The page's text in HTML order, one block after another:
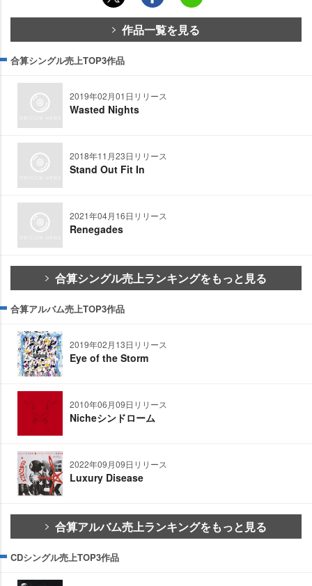
作品一覧を見る
合算シングル売上TOP3作品
2019年02月01日リリース
Wasted Nights
2018年11月23日リリース
Stand Out Fit In
2021年04月16日リリース
Renegades
合算シングル売上ランキングをもっと見る
合算アルバム売上TOP3作品
2019年02月13日リリース
Eye of the Storm
2010年06月09日リリース
Nicheシンドローム
2022年09月09日リリース
Luxury Disease
合算アルバム売上ランキングをもっと見る
CDシングル売上TOP3作品